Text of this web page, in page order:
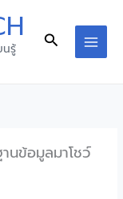
นรู้
Search
นข้อมูลมาโชว์